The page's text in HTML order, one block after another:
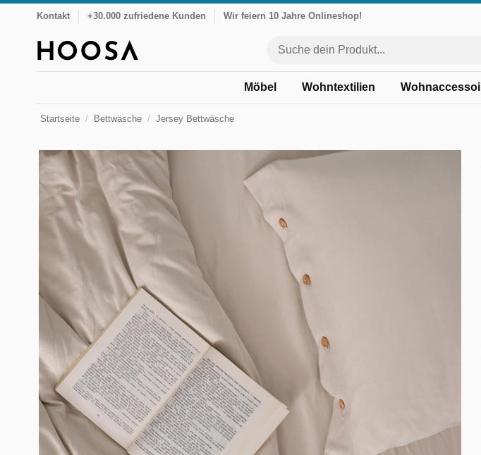
Kontakt +30.000 zufriedene Kunden Wir feiern 10 Jahre Onlineshop!
Möbel Wohntextilien
Startseite Bettwäsche Jersey Bettwäsche